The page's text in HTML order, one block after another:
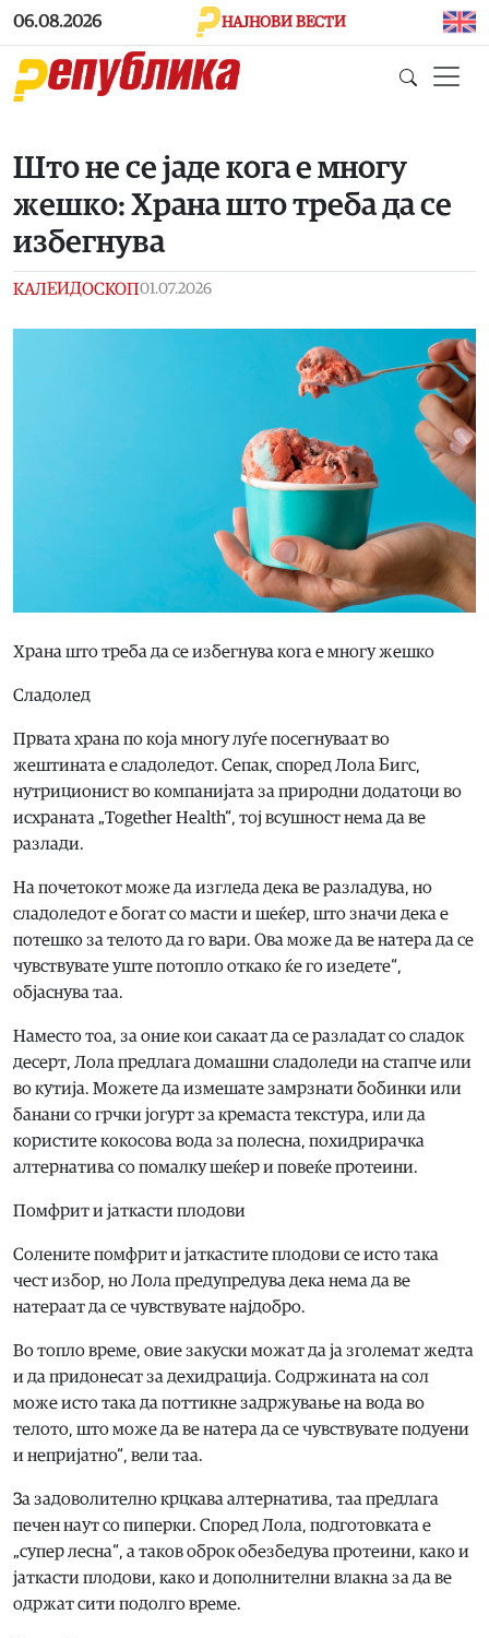
Skip to main content
06.08.2026 НАЈНОВИ ВЕСТИ
Што не се јаде кога е многу
жешко: Храна што треба да се
избегнува
КАЛЕИДОСКОП01.07.2026
Храна што треба да се избегнува кога е многу жешко
Сладолед
Првата храна по која многу луѓе посегнуваат во
жештината е сладоледот. Сепак, според Лола Бигс,
нутриционист во компанијата за природни додатоци во
исхраната „Together Health“, тој всушност нема да ве
разлади.
На почетокот може да изгледа дека ве разладува, но
сладоледот е богат со масти и шеќер, што значи дека е
потешко за телото да го вари. Ова може да ве натера да се
чувствувате уште потопло откако ќе го изедете“,
објаснува таа.
Наместо тоа, за оние кои сакаат да се разладат со сладок
десерт, Лола предлага домашни сладоледи на стапче или
во кутија. Можете да измешате замрзнати бобинки или
банани со грчки јогурт за кремаста текстура, или да
користите кокосова вода за полесна, похидрирачка
алтернатива со помалку шеќер и повеќе протеини.
Помфрит и јаткасти плодови
Солените помфрит и јаткастите плодови се исто така
чест избор, но Лола предупредува дека нема да ве
натераат да се чувствувате најдобро.
Во топло време, овие закуски можат да ја зголемат жедта
и да придонесат за дехидрација. Содржината на сол
може исто така да поттикне задржување на вода во
телото, што може да ве натера да се чувствувате подуени
и непријатно“, вели таа.
За задоволително крцкава алтернатива, таа предлага
печен наут со пиперки. Според Лола, подготовката е
„супер лесна“, а таков оброк обезбедува протеини, како и
јаткасти плодови, како и дополнителни влакна за да ве
одржат сити подолго време.